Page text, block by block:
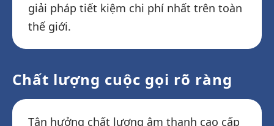
giải pháp tiết kiệm chi phí nhất trên toàn
thế giới.
Chất lượng cuộc gọi rõ ràng
Tận hưởng chất lượng âm thanh cao cấp